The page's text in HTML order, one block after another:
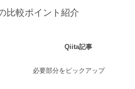
比較ポイント紹介
Qiita記事
必要部分をピックアップ